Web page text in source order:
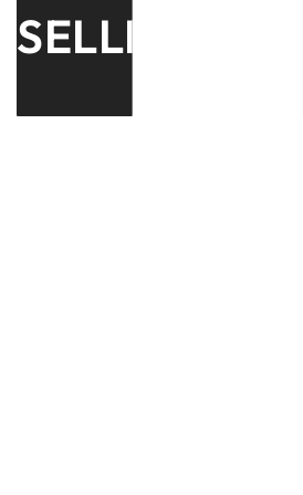
SELLER